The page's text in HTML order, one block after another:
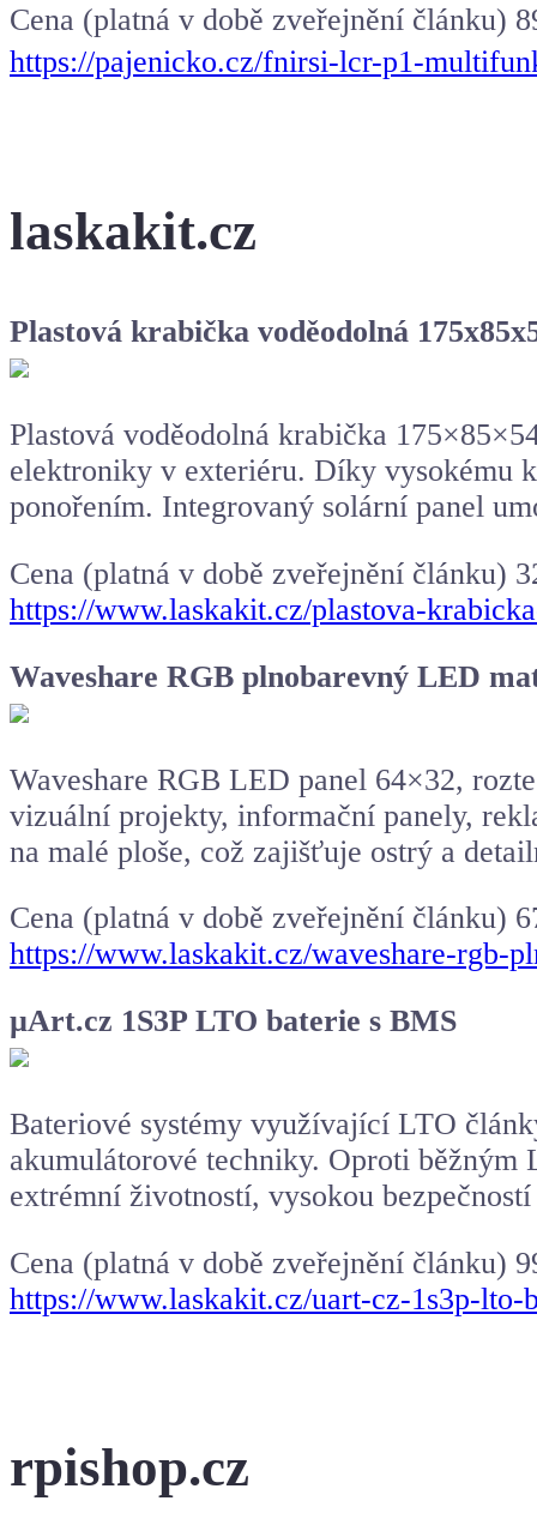
Cena (platná v době zveřejnění článku)
https://pajenicko.cz/fnirsi-lcr-p1-
laskakit.cz
Plastová krabička voděodolná
Plastová voděodolná krabička
elektroniky v exteriéru. Díky vysokému
ponořením. Integrovaný solární panel
Cena (platná v době zveřejnění článku)
https://www.laskakit.cz/plastova-
Waveshare RGB plnobarevný LED
Waveshare RGB LED panel 64×32,
vizuální projekty, informační panely,
na malé ploše, což zajišťuje ostrý a
Cena (platná v době zveřejnění článku)
https://www.laskakit.cz/waveshare-rgb-
µArt.cz 1S3P LTO baterie s BMS
Bateriové systémy využívající LTO
akumulátorové techniky. Oproti
extrémní životností, vysokou
Cena (platná v době zveřejnění článku)
https://www.laskakit.cz/uart-cz-1s3p-lto-
rpishop.cz